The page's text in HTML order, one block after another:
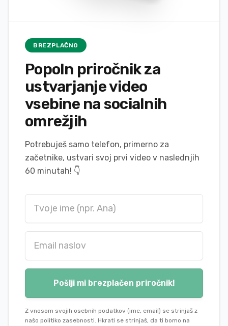
BREZPLAČNO
Popoln priročnik za
ustvarjanje video
vsebine na socialnih
omrežjih
Potrebuješ samo telefon, primerno za
začetnike, ustvari svoj prvi video v naslednjih
60 minutah! 👇
Pošlji mi brezplačen priročnik!
Z vnosom svojih osebnih podatkov (ime, email) se strinjaš z
našo politiko zasebnosti. Hkrati se strinjaš, da ti bomo na